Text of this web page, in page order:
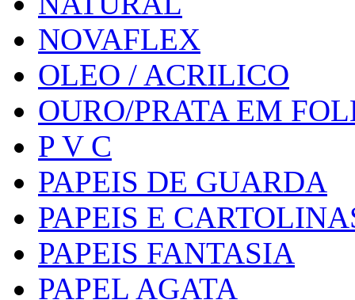
NOVAFLEX
OLEO / ACRILICO
OURO/PRATA EM
P V C
PAPEIS DE GUARDA
PAPEIS E
PAPEIS FANTASIA
PAPEL AGATA